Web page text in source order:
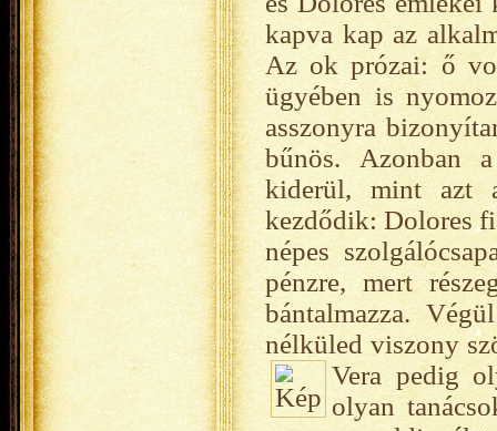
kapva kap az
Az ok prózai: ő
ügyében is
asszonyra
bűnös. Azonban
kiderül, mint azt
kezdődik: Dolores
népes
pénzre, mert
bántalmazza.
nélküled viszony
Vera pedig
olyan